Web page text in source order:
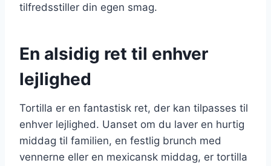
tilfredsstiller din egen smag.
En alsidig ret til enhver
lejlighed
Tortilla er en fantastisk ret, der kan tilpasses til
enhver lejlighed. Uanset om du laver en hurtig
middag til familien, en festlig brunch med
vennerne eller en mexicansk middag, er tortilla